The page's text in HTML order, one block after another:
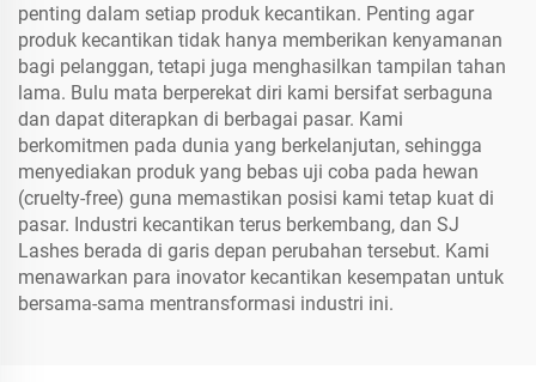
penting dalam setiap produk kecantikan. Penting agar
produk kecantikan tidak hanya memberikan kenyamanan
bagi pelanggan, tetapi juga menghasilkan tampilan tahan
lama. Bulu mata berperekat diri kami bersifat serbaguna
dan dapat diterapkan di berbagai pasar. Kami
berkomitmen pada dunia yang berkelanjutan, sehingga
menyediakan produk yang bebas uji coba pada hewan
(cruelty-free) guna memastikan posisi kami tetap kuat di
pasar. Industri kecantikan terus berkembang, dan SJ
Lashes berada di garis depan perubahan tersebut. Kami
menawarkan para inovator kecantikan kesempatan untuk
bersama-sama mentransformasi industri ini.